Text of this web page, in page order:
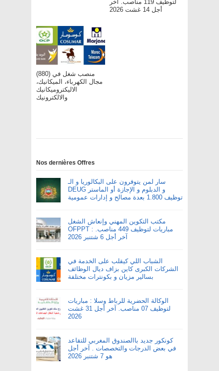
لتوظيف 119 مناصب. آخر
أجل 14 غشت 2026
(880) منصب شغل في
مجال الكهرباء، الميكانيك،
الاليكتروميكانيك
والالكترونيك
Nos dernières Offres
سار لمن يتوفرون على البكالوريا و الـ
DEUG و الدبلوم و الإجازة أو الماستر
توظيف 1.800 بعدة مصالح و إدارات عمومية
مكتب التكوين المهني وإنعاش الشغل
OFPPT : مباريات لتوظيف 449 مناصب.
آخر أجل 6 شتنبر 2026
الشباب اللي كيقلب على الخدمة في
الشركات الكبرى كاين بزاف ديال الوظائف
بسالير مزيان و بكونترات مختلفة
الوكالة الحضرية للرباط وسلا : مباريات
لتوظيف 07 مناصب. آخر أجل 31 غشت
2026
كونكور جديد باالصندوق المغربي للتقاعد
في بعض الدرجات والتخصصات . آخر أجل
هو 7 شتنبر 2026